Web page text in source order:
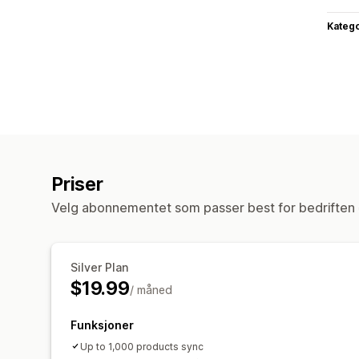
Priser
Velg abonnementet som passer best for bedriften
Silver Plan
$19.99/ måned
Funksjoner
Up to 1,000 products sync